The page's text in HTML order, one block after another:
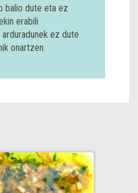
balio dute eta ez
erabili
arduradunek ez dute
onartzen.